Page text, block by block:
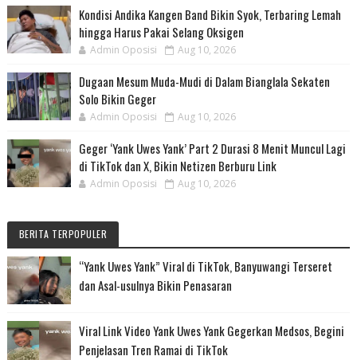
Kondisi Andika Kangen Band Bikin Syok, Terbaring Lemah
hingga Harus Pakai Selang Oksigen
Admin Oposisi Aug 10, 2026
Dugaan Mesum Muda-Mudi di Dalam Bianglala Sekaten
Solo Bikin Geger
Admin Oposisi Aug 10, 2026
Geger ‘Yank Uwes Yank’ Part 2 Durasi 8 Menit Muncul Lagi
di TikTok dan X, Bikin Netizen Berburu Link
Admin Oposisi Aug 10, 2026
BERITA TERPOPULER
“Yank Uwes Yank” Viral di TikTok, Banyuwangi Terseret
dan Asal-usulnya Bikin Penasaran
Viral Link Video Yank Uwes Yank Gegerkan Medsos, Begini
Penjelasan Tren Ramai di TikTok